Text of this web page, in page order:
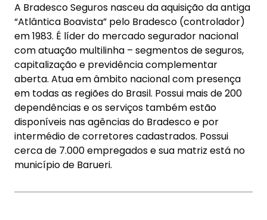
A Bradesco Seguros nasceu da aquisição da antiga
“Atlântica Boavista” pelo Bradesco (controlador)
em 1983. É líder do mercado segurador nacional
com atuação multilinha – segmentos de seguros,
capitalização e previdência complementar
aberta. Atua em âmbito nacional com presença
em todas as regiões do Brasil. Possui mais de 200
dependências e os serviços também estão
disponíveis nas agências do Bradesco e por
intermédio de corretores cadastrados. Possui
cerca de 7.000 empregados e sua matriz está no
município de Barueri.